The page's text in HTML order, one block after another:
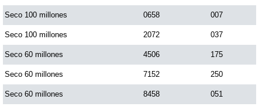
Culona noche
Dorado Mañana
Dorado Tarde
Seco 100 millones 0658 007
Seco 100 millones 2072 037
Seco 60 millones 4506 175
Seco 60 millones 7152 250
Seco 60 millones 8458 051